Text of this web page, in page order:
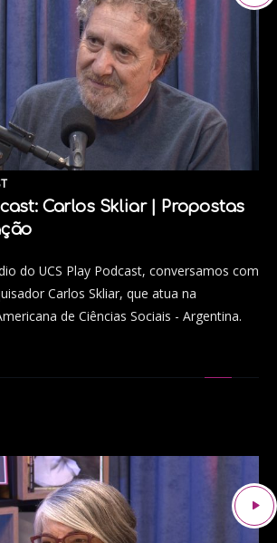
Carlos Skliar | Propostas
do UCS Play Podcast, conversamos com
Carlos Skliar, que atua na
de Ciências Sociais - Argentina.